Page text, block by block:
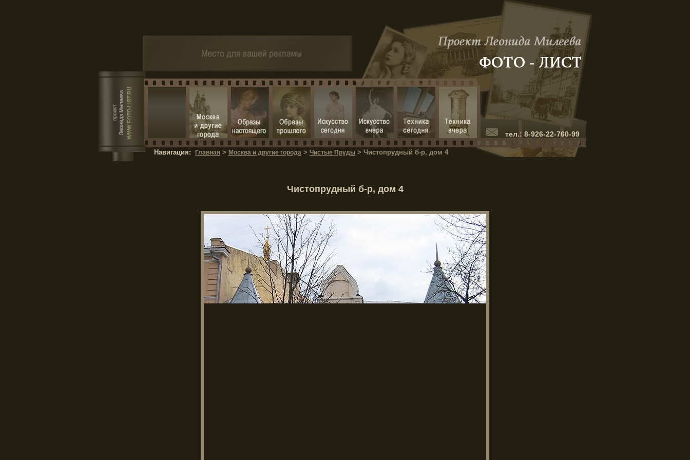
тел.: 8-926-22-760-99
Навигация: Главная > Москва и другие города > Чистые Пруды > Чистопрудный б-р, дом 4
Чистопрудный б-р, дом 4